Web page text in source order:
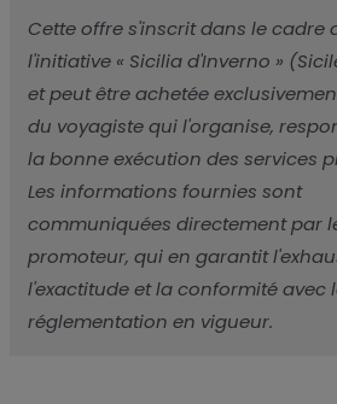
Cette offre s'inscrit dans le cadre
l'initiative « Sicilia d'Inverno »
et peut être achetée
du voyagiste qui l'organise,
la bonne exécution des services
Les informations fournies sont
communiquées directement par
promoteur, qui en garantit
l'exactitude et la conformité avec
réglementation en vigueur.